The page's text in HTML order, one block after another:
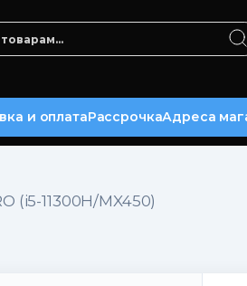
и оплатаРассрочкаАдреса
(i5-11300H/MX450)